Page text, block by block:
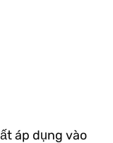
áp dụng vào